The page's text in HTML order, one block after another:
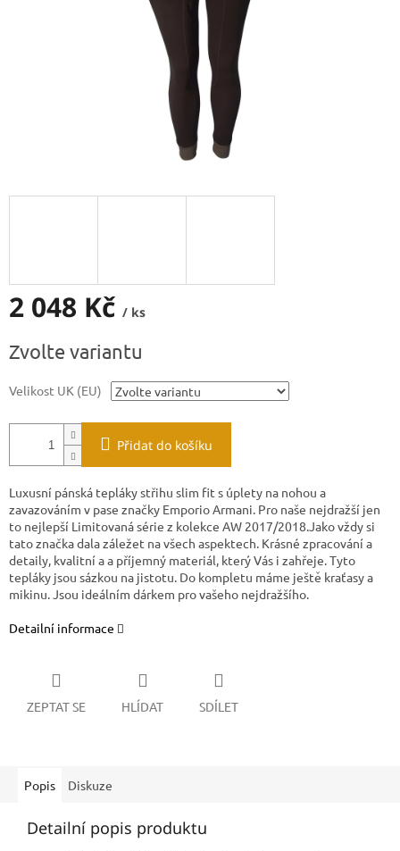
2 048 Kč / ks
cena:
Zvolte variantu
Velikost UK (EU)
Přidat do košíku
Luxusní pánská tepláky střihu slim fit s úplety na nohou a
zavazováním v pase značky Emporio Armani. Pro naše nejdražší jen
to nejlepší Limitovaná série z kolekce AW 2017/2018.Jako vždy si
tato značka dala záležet na všech aspektech. Krásné zpracování a
detaily, kvalitní a a příjemný materiál, který Vás i zahřeje. Tyto
tepláky jsou sázkou na jistotu. Do kompletu máme ještě kraťasy a
mikinu. Jsou ideálním dárkem pro vašeho nejdražšího.
Detailní informace
ZEPTAT SE HLÍDAT SDÍLET
Popis Diskuze
Detailní popis produktu